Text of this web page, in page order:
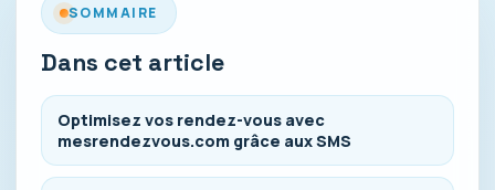
SOMMAIRE
Dans cet article
Optimisez vos rendez-vous avec
mesrendezvous.com grâce aux SMS